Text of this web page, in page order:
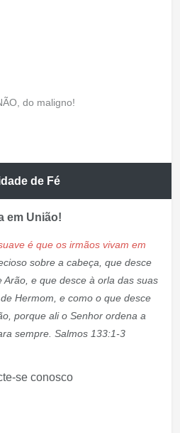
do maligno!
de Fé
em União!
é que os irmãos vivam em
sobre a cabeça, que desce
e que desce à orla das suas
Hermom, e como o que desce
porque ali o Senhor ordena a
sempre. Salmos 133:1-3
se conosco